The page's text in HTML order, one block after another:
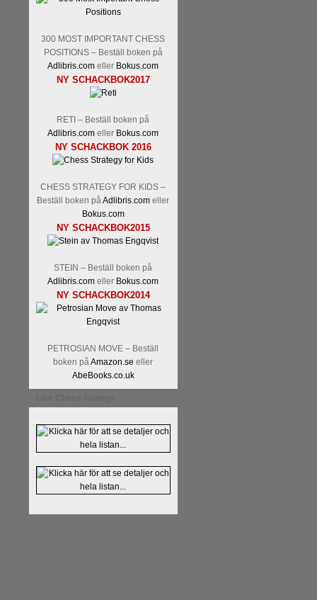
300 MOST IMPORTANT CHESS
POSITIONS – Beställ boken på
Adlibris.com eller Bokus.com
NY SCHACKBOK2017
RETI – Beställ boken på
Adlibris.com eller Bokus.com
NY SCHACKBOK 2016
CHESS STRATEGY FOR KIDS –
Beställ boken på Adlibris.com eller
Bokus.com
NY SCHACKBOK2015
STEIN – Beställ boken på
Adlibris.com eller Bokus.com
NY SCHACKBOK2014
PETROSIAN MOVE – Beställ
boken på Amazon.se eller
AbeBooks.co.uk